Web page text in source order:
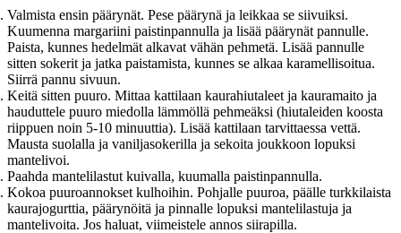
Valmista ensin päärynät. Pese päärynä ja leikkaa se siivuiksi.
Kuumenna margariini paistinpannulla ja lisää päärynät pannulle.
Paista, kunnes hedelmät alkavat vähän pehmetä. Lisää pannulle
sitten sokerit ja jatka paistamista, kunnes se alkaa karamellisoitua.
Siirrä pannu sivuun.
Keitä sitten puuro. Mittaa kattilaan kaurahiutaleet ja kauramaito ja
hauduttele puuro miedolla lämmöllä pehmeäksi (hiutaleiden koosta
riippuen noin 5-10 minuuttia). Lisää kattilaan tarvittaessa vettä.
Mausta suolalla ja vaniljasokerilla ja sekoita joukkoon lopuksi
mantelivoi.
Paahda mantelilastut kuivalla, kuumalla paistinpannulla.
Kokoa puuroannokset kulhoihin. Pohjalle puuroa, päälle turkkilaista
kaurajogurttia, päärynöitä ja pinnalle lopuksi mantelilastuja ja
mantelivoita. Jos haluat, viimeistele annos siirapilla.